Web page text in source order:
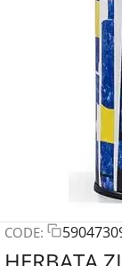
CODE: